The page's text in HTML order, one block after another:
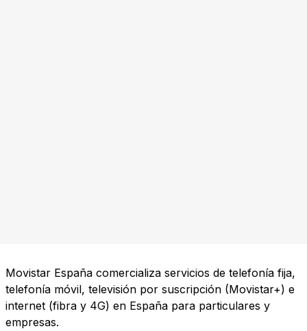
Movistar España comercializa servicios de telefonía fija,
telefonía móvil, televisión por suscripción (Movistar+) e
internet (fibra y 4G) en España para particulares y
empresas.